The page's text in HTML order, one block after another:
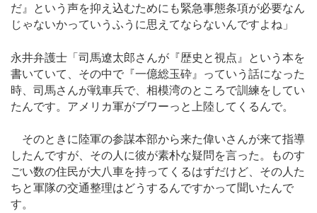
だ』という声を抑え込むためにも緊急事態条項が必要なん
じゃないかっていうふうに思えてならないんですよね」
永井弁護士「司馬遼太郎さんが『歴史と視点』という本を
書いていて、その中で『一億総玉砕』っていう話になった
時、司馬さんが戦車兵で、相模湾のところで訓練をしてい
たんです。アメリカ軍がブワーっと上陸してくるんで。
そのときに陸軍の参謀本部から来た偉いさんが来て指導
したんですが、その人に彼が素朴な疑問を言った。ものす
ごい数の住民が大八車を持ってくるはずだけど、その人た
ちと軍隊の交通整理はどうするんですかって聞いたんで
す。